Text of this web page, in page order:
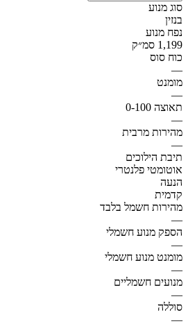
סוג מנוע
בנזין
נפח מנוע
1,199 סמ״ק
כוח סוס
—
מומנט
—
תאוצה 0-100
—
מהירות מרבית
—
תיבת הילוכים
אוטומטי פלנטרי
הנעה
קדמית
מהירות חשמל בלבד
—
הספק מנוע חשמלי
—
מומנט מנוע חשמלי
—
מנועים חשמליים
—
סוללה
—